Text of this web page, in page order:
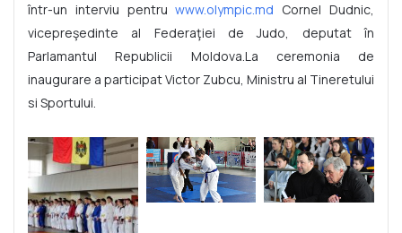
într-un interviu pentruwww.olympic.md Cornel Dudnic,
vicepreşedinte al Federaţiei de Judo, deputat în
Parlamantul Republicii Moldova.La ceremonia de
inaugurare a participat Victor Zubcu, Ministru al Tineretului
si Sportului.